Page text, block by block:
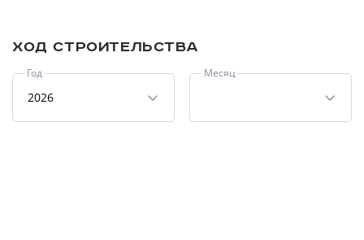
Ход строительства
Год
2026
Месяц